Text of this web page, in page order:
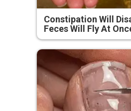
Constipation Will
Feces Will Fly At